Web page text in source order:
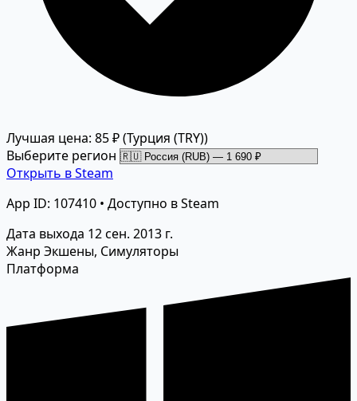
Лучшая цена: 85 ₽(Турция (TRY))
Выберите регион
Открыть в Steam
App ID: 107410 • Доступно в Steam
Дата выхода 12 сен. 2013 г.
Жанр Экшены, Симуляторы
Платформа